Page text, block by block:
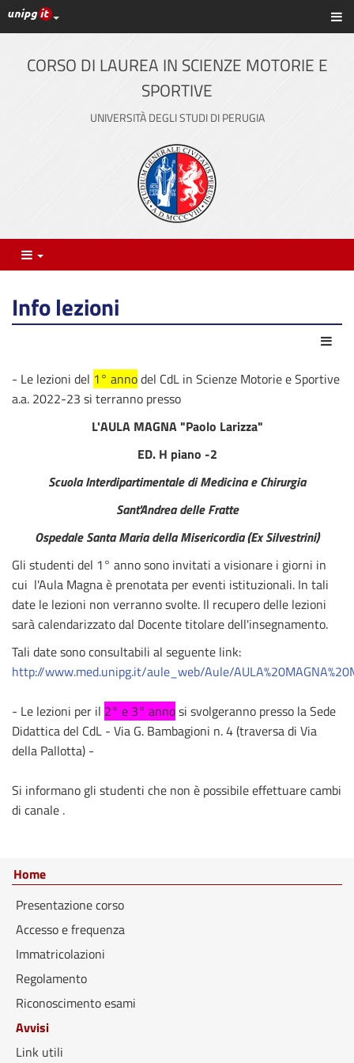
Vai
al
contenuto
principale
Link ai principali servizi web di Ateneo
CORSO DI LAUREA IN SCIENZE MOTORIE E
SPORTIVE
UNIVERSITÀ DEGLI STUDI DI PERUGIA
Menu
Info lezioni
- Le lezioni del 1° annodel CdL in Scienze Motorie e Sportive
a.a. 2022-23 si terranno presso
L'AULA MAGNA "Paolo Larizza"
ED. H piano -2
Scuola Interdipartimentale di Medicina e Chirurgia
Sant'Andrea delle Fratte
Ospedale Santa Maria della Misericordia (Ex Silvestrini)
Gli studenti del 1° anno sono invitati a visionare i giorni in
cui l'Aula Magna è prenotata per eventi istituzionali. In tali
date le lezioni non verranno svolte. Il recupero delle lezioni
sarà calendarizzato dal Docente titolare dell'insegnamento.
Tali date sono consultabili al seguente link:
http://www.med.unipg.it/aule_web/Aule/
- Le lezioni per il 2° e 3° annosi svolgeranno presso la Sede
Didattica del CdL - Via G. Bambagioni n. 4 (traversa di Via
della Pallotta) -
Si informano gli studenti che non è possibile effettuare cambi
di canale .
Home
Presentazione corso
Accesso e frequenza
Immatricolazioni
Regolamento
Riconoscimento esami
Avvisi
Link utili